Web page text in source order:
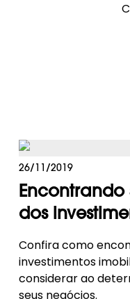
26/11/2019
dos
Confira como
investimentos
considerar ao
seus negócios.